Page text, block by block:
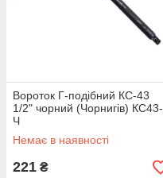
Вороток Г-подібний КС-43
1/2" чорний (Чорнигів) КС43-
Ч
Немає в наявності
221 ₴